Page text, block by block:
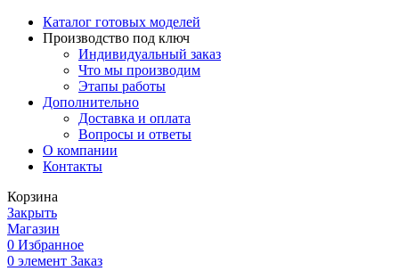
Каталог готовых моделей
Производство под ключ
Индивидуальный заказ
Что мы производим
Этапы работы
Дополнительно
Доставка и оплата
Вопросы и ответы
О компании
Контакты
Корзина
Закрыть
Магазин
0 Избранное
0 элемент Заказ